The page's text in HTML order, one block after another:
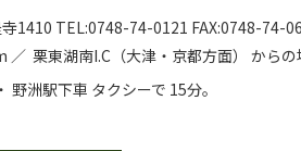
1410 TEL:0748-74-0121 FAX:0748-74-
／ 栗東湖南I.C（大津・京都方面）
から
野洲駅下車 タクシーで 15分。